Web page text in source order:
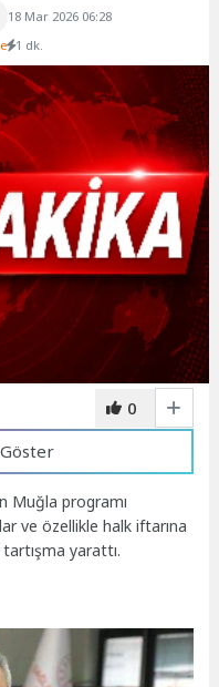
18 Mar 2026 06:28
1 dk.
0
Muğla programı
ve özellikle halk iftarına
yarattı.